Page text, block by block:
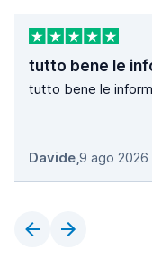
tutto bene le
tutto bene le
Davide,9 ago 2026